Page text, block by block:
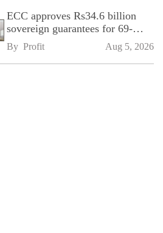
ECC approves Rs34.6 billion
sovereign guarantees for 69-
kilometre Sialkot-Kharian
Motorway
By Profit Aug 5, 2026